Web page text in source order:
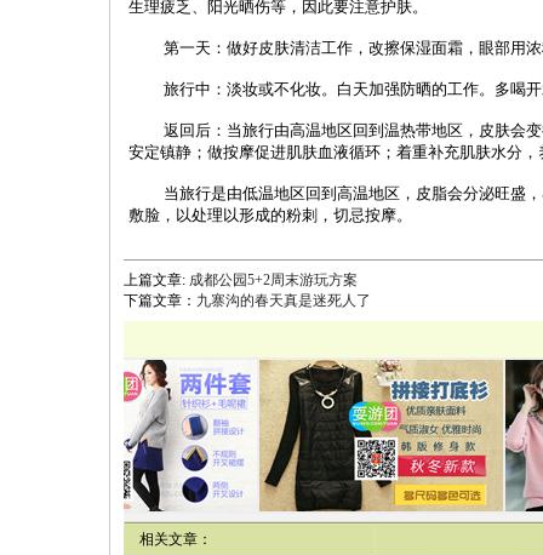
生理疲乏、阳光晒伤等，因此要注意护肤。
第一天：做好皮肤清洁工作，改擦保湿面霜，眼部用浓
旅行中：淡妆或不化妆。白天加强防晒的工作。多喝开
返回后：当旅行由高温地区回到温热带地区，皮肤会变
安定镇静；做按摩促进肌肤血液循环；着重补充肌肤水分，
当旅行是由低温地区回到高温地区，皮脂会分泌旺盛，
敷脸，以处理以形成的粉刺，切忌按摩。
上篇文章: 成都公园5+2周末游玩方案
下篇文章： 九寨沟的春天真是迷死人了
相关文章：